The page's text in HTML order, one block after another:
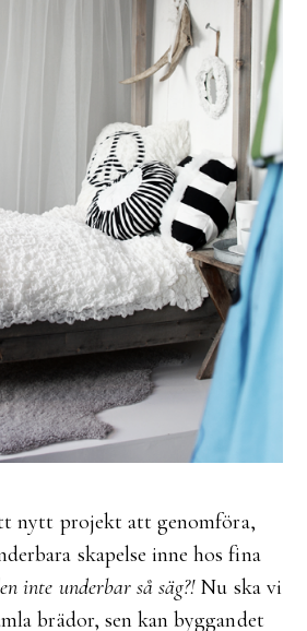
nytt projekt att genomföra,
skapelse inne hos fina
inte underbar så säg?!Nu ska vi
brädor, sen kan byggandet